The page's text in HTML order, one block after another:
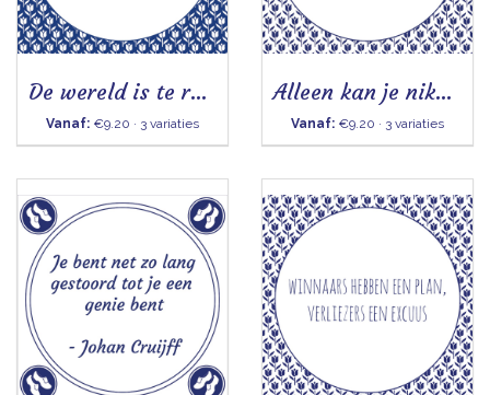
De wereld is te rond - Tegel
Vanaf: €9.20 · 3 variaties
Alleen kan je niks- Tegeltje
Vanaf: €9.20 · 3 variaties